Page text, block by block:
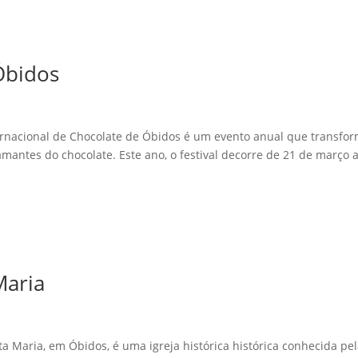
de Chocolate de Óbidos é um evento anual que
do chocolate. Este ano, o festival decorre de 21 de março
Maria, em Óbidos, é uma igreja histórica histórica conhecida